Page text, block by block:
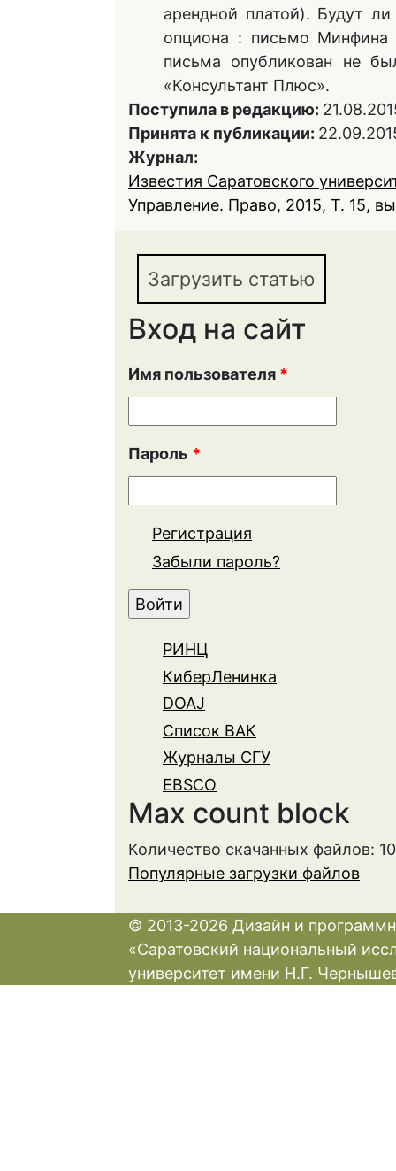
арендной платой). Будут
опциона : письмо
письма опубликован не
«Консультант Плюс».
Поступила в редакцию:
Принята к публикации:
Журнал:
Известия Саратовского
Управление. Право, 2015, Т. 15,
Загрузить статью
Вход на сайт
Имя пользователя *
Пароль *
Регистрация
Забыли пароль?
РИНЦ
КиберЛенинка
DOAJ
Список ВАК
Журналы СГУ
EBSCO
Max count block
Количество скачанных файлов:
Популярные загрузки файлов
© 2013-2026 Дизайн и
«Саратовский национальный
университет имени Н.Г.